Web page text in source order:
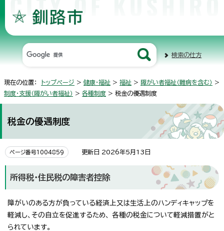
検索の仕方
現在の位置： トップページ > 健康・福祉 > 福祉 > 障がい者福祉（難病を含む） >
制度・支援（障がい者福祉） > 各種制度 > 税金の優遇制度
税金の優遇制度
ページ番号1004859 更新日 2026年5月13日
所得税・住民税の障害者控除
障がいのある方が負っている経済上又は生活上のハンディキャップを
軽減し、その自立を促進するため、 各種の税金について軽減措置がと
られています。